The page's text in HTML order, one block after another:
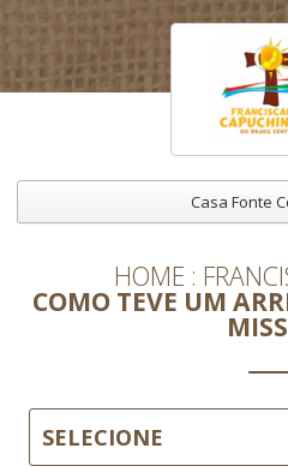
Casa Fonte
HOME
COMO TEVE UM
SELECIONE